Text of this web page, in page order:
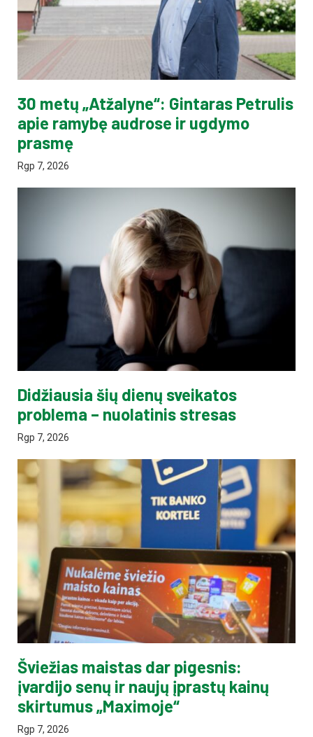
30 metų „Atžalyne“: Gintaras Petrulis
apie ramybę audrose ir ugdymo
prasmę
Rgp 7, 2026
Didžiausia šių dienų sveikatos
problema – nuolatinis stresas
Rgp 7, 2026
Šviežias maistas dar pigesnis:
įvardijo senų ir naujų įprastų kainų
skirtumus „Maximoje“
Rgp 7, 2026